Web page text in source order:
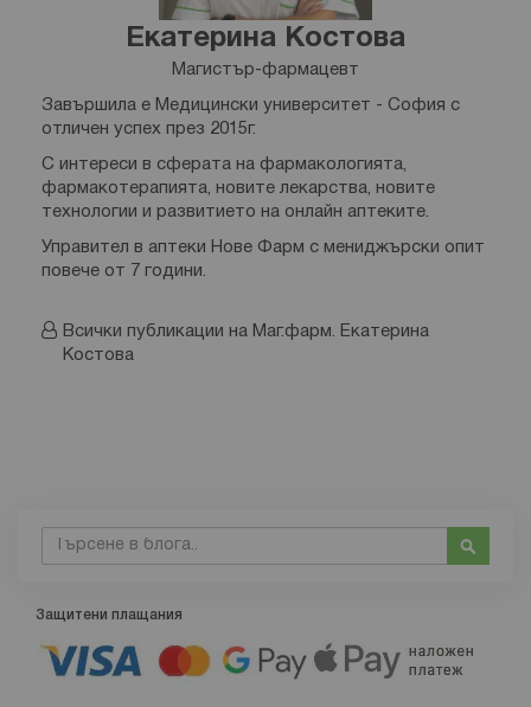
Екатерина Костова
Магистър-фармацевт
Завършила е Медицински университет - София с
отличен успех през 2015г.
С интереси в сферата на фармакологията,
фармакотерапията, новите лекарства, новите
технологии и развитието на онлайн аптеките.
Управител в аптеки Нове Фарм с мениджърски опит
повече от 7 години.
Всички публикации на Маг.фарм. Екатерина
Костова
Търсене
Защитени плащания